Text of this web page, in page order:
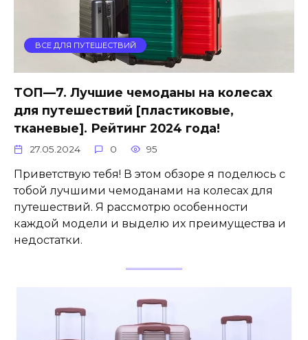
ВСЕ ДЛЯ ПУТЕШЕСТВИЙ
ТОП—7. Лучшие чемоданы на колесах
для путешествий [пластиковые,
тканевые]. Рейтинг 2024 года!
27.05.2024 0 95
Приветствую тебя! В этом обзоре я поделюсь с
тобой лучшими чемоданами на колесах для
путешествий. Я рассмотрю особенности
каждой модели и выделю их преимущества и
недостатки.